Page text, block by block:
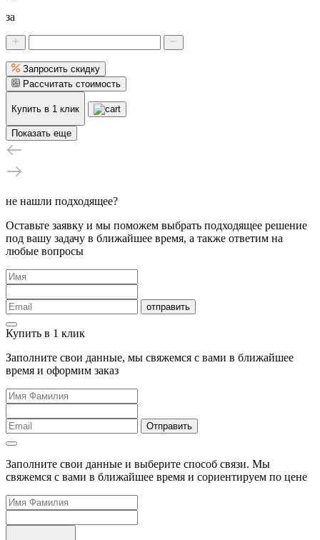
за
Запросить скидку
Рассчитать стоимость
Купить в 1 клик
Показать еще
не нашли подходящее?
Оставьте заявку и мы поможем выбрать подходящее решение
под вашу задачу в ближайшее время, а также ответим на
любые вопросы
отправить
Купить в 1 клик
Заполните свои данные, мы свяжемся с вами в ближайшее
время и оформим заказ
Отправить
Заполните свои данные и выберите способ связи. Мы
свяжемся с вами в ближайшее время и сориентируем по цене